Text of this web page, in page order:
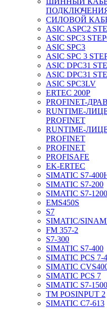
СИЛОВОЙ
ASIC ASPC2
ASIC SPC3
ASIC SPC3
ASIC SPC 3
ASIC DPC31
ASIC DPC31
ASIC SPC3LV
ERTEC 200P
PROFINET-
RUNTIME-
PROFINET
RUNTIME-
PROFINET
PROFINET
PROFISAFE
EK-ERTEC
SIMATIC S7-
SIMATIC S7-200
SIMATIC S7-1200
EMS450S
S7
SIMATIC/
FM 357-2
S7-300
SIMATIC S7-400
SIMATIC PCS 7-
SIMATIC
SIMATIC PCS 7
SIMATIC S7-1500
TM POSINPUT 2
SIMATIC C7-613